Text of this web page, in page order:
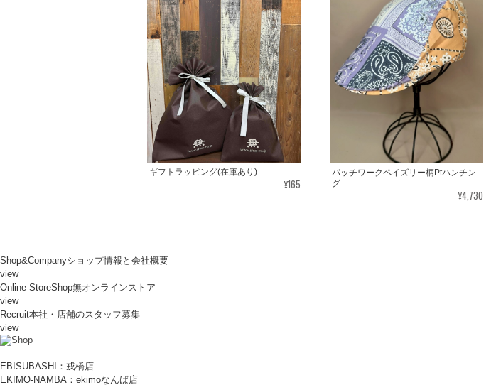
ギフトラッピング(在庫あり)
¥165
パッチワークペイズリー柄Ptハンチン
グ
¥4,730
Shop&Companyショップ情報と会社概要
view
Online StoreShop無オンラインストア
view
Recruit本社・店舗のスタッフ募集
view
EBISUBASHI：戎橋店
EKIMO-NAMBA：ekimoなんば店